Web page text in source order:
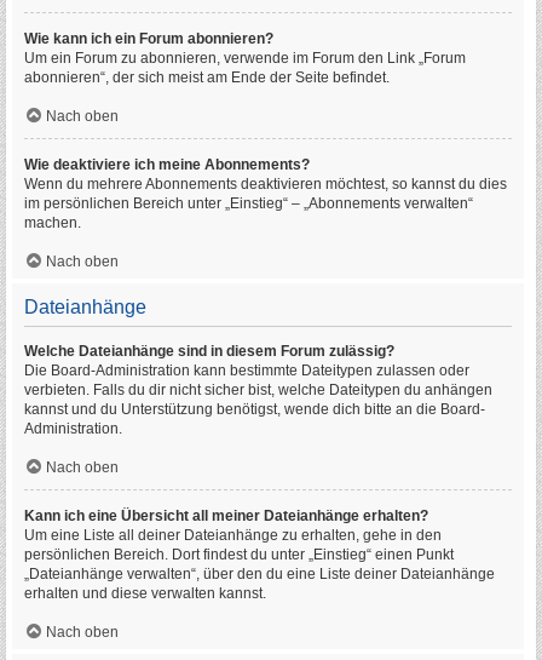
Wie kann ich ein Forum abonnieren?
Um ein Forum zu abonnieren, verwende im Forum den Link „Forum
abonnieren“, der sich meist am Ende der Seite befindet.
Nach oben
Wie deaktiviere ich meine Abonnements?
Wenn du mehrere Abonnements deaktivieren möchtest, so kannst du dies
im persönlichen Bereich unter „Einstieg“ – „Abonnements verwalten“
machen.
Nach oben
Dateianhänge
Welche Dateianhänge sind in diesem Forum zulässig?
Die Board-Administration kann bestimmte Dateitypen zulassen oder
verbieten. Falls du dir nicht sicher bist, welche Dateitypen du anhängen
kannst und du Unterstützung benötigst, wende dich bitte an die Board-
Administration.
Nach oben
Kann ich eine Übersicht all meiner Dateianhänge erhalten?
Um eine Liste all deiner Dateianhänge zu erhalten, gehe in den
persönlichen Bereich. Dort findest du unter „Einstieg“ einen Punkt
„Dateianhänge verwalten“, über den du eine Liste deiner Dateianhänge
erhalten und diese verwalten kannst.
Nach oben